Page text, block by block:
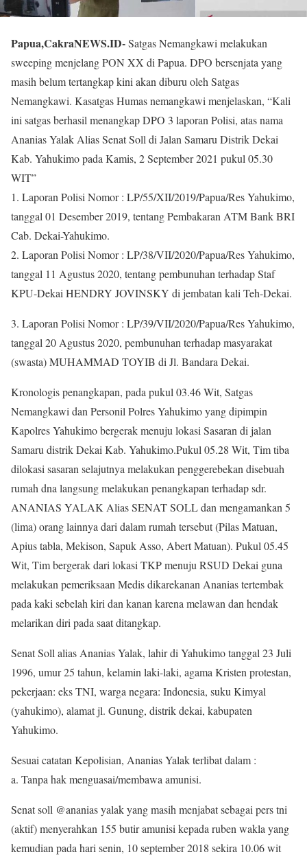
Papua,CakraNEWS.ID-Satgas Nemangkawi melakukan
sweeping menjelang PON XX di Papua. DPO bersenjata yang
masih belum tertangkap kini akan diburu oleh Satgas
Nemangkawi. Kasatgas Humas nemangkawi menjelaskan, “Kali
ini satgas berhasil menangkap DPO 3 laporan Polisi, atas nama
Ananias Yalak Alias Senat Soll di Jalan Samaru Distrik Dekai
Kab. Yahukimo pada Kamis, 2 September 2021 pukul 05.30
WIT”
1. Laporan Polisi Nomor : LP/55/XII/2019/Papua/Res Yahukimo,
tanggal 01 Desember 2019, tentang Pembakaran ATM Bank BRI
Cab. Dekai-Yahukimo.
2. Laporan Polisi Nomor : LP/38/VII/2020/Papua/Res Yahukimo,
tanggal 11 Agustus 2020, tentang pembunuhan terhadap Staf
KPU-Dekai HENDRY JOVINSKY di jembatan kali Teh-Dekai.
3. Laporan Polisi Nomor : LP/39/VII/2020/Papua/Res Yahukimo,
tanggal 20 Agustus 2020, pembunuhan terhadap masyarakat
(swasta) MUHAMMAD TOYIB di Jl. Bandara Dekai.
Kronologis penangkapan, pada pukul 03.46 Wit, Satgas
Nemangkawi dan Personil Polres Yahukimo yang dipimpin
Kapolres Yahukimo bergerak menuju lokasi Sasaran di jalan
Samaru distrik Dekai Kab. Yahukimo.Pukul 05.28 Wit, Tim tiba
dilokasi sasaran selajutnya melakukan penggerebekan disebuah
rumah dna langsung melakukan penangkapan terhadap sdr.
ANANIAS YALAK Alias SENAT SOLL dan mengamankan 5
(lima) orang lainnya dari dalam rumah tersebut (Pilas Matuan,
Apius tabla, Mekison, Sapuk Asso, Abert Matuan). Pukul 05.45
Wit, Tim bergerak dari lokasi TKP menuju RSUD Dekai guna
melakukan pemeriksaan Medis dikarekanan Ananias tertembak
pada kaki sebelah kiri dan kanan karena melawan dan hendak
melarikan diri pada saat ditangkap.
Senat Soll alias Ananias Yalak, lahir di Yahukimo tanggal 23 Juli
1996, umur 25 tahun, kelamin laki-laki, agama Kristen protestan,
pekerjaan: eks TNI, warga negara: Indonesia, suku Kimyal
(yahukimo), alamat jl. Gunung, distrik dekai, kabupaten
Yahukimo.
Sesuai catatan Kepolisian, Ananias Yalak terlibat dalam :
a. Tanpa hak menguasai/membawa amunisi.
Senat soll @ananias yalak yang masih menjabat sebagai pers tni
(aktif) menyerahkan 155 butir amunisi kepada ruben wakla yang
kemudian pada hari senin, 10 september 2018 sekira 10.06 wit